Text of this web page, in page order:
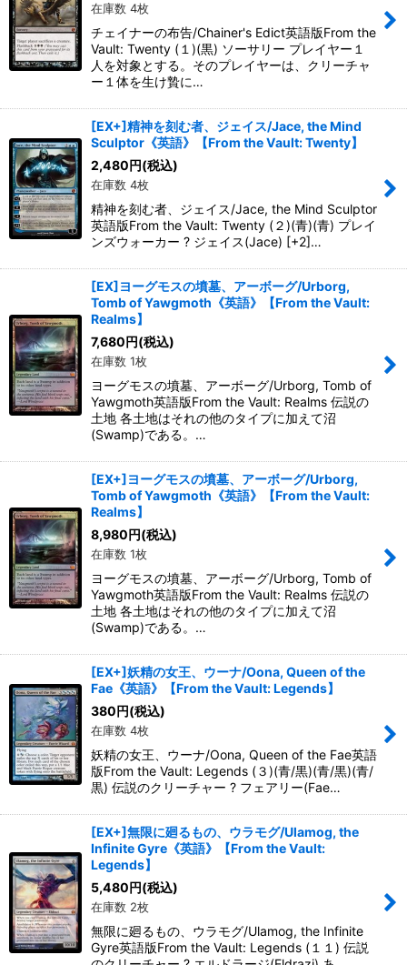
在庫数 4枚
チェイナーの布告/Chainer's Edict英語版From the
Vault: Twenty (１)(黒) ソーサリー プレイヤー１
人を対象とする。そのプレイヤーは、クリーチャ
ー１体を生け贄に…
[EX+]精神を刻む者、ジェイス/Jace, the Mind
Sculptor《英語》【From the Vault: Twenty】
2,480円(税込)
在庫数 4枚
精神を刻む者、ジェイス/Jace, the Mind Sculptor
英語版From the Vault: Twenty (２)(青)(青) プレイ
ンズウォーカー ? ジェイス(Jace) [+2]…
[EX]ヨーグモスの墳墓、アーボーグ/Urborg,
Tomb of Yawgmoth《英語》【From the Vault:
Realms】
7,680円(税込)
在庫数 1枚
ヨーグモスの墳墓、アーボーグ/Urborg, Tomb of
Yawgmoth英語版From the Vault: Realms 伝説の
土地 各土地はそれの他のタイプに加えて沼
(Swamp)である。…
[EX+]ヨーグモスの墳墓、アーボーグ/Urborg,
Tomb of Yawgmoth《英語》【From the Vault:
Realms】
8,980円(税込)
在庫数 1枚
ヨーグモスの墳墓、アーボーグ/Urborg, Tomb of
Yawgmoth英語版From the Vault: Realms 伝説の
土地 各土地はそれの他のタイプに加えて沼
(Swamp)である。…
[EX+]妖精の女王、ウーナ/Oona, Queen of the
Fae《英語》【From the Vault: Legends】
380円(税込)
在庫数 4枚
妖精の女王、ウーナ/Oona, Queen of the Fae英語
版From the Vault: Legends (３)(青/黒)(青/黒)(青/
黒) 伝説のクリーチャー ? フェアリー(Fae…
[EX+]無限に廻るもの、ウラモグ/Ulamog, the
Infinite Gyre《英語》【From the Vault:
Legends】
5,480円(税込)
在庫数 2枚
無限に廻るもの、ウラモグ/Ulamog, the Infinite
Gyre英語版From the Vault: Legends (１１) 伝説